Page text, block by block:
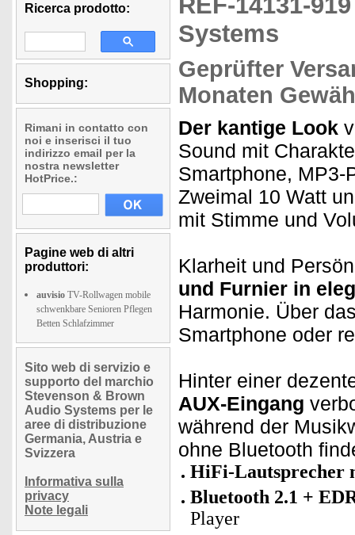
Ricerca prodotto:
Shopping:
Rimani in contatto con
noi e inserisci il tuo
indirizzo email per la
nostra newsletter
HotPrice.:
Pagine web di altri
produttori:
auvisio TV-Rollwagen mobile
schwenkbare Senioren Pflegen
Betten Schlafzimmer
Sito web di servizio e
supporto del marchio
Stevenson & Brown
Audio Systems per le
aree di distribuzione
Germania, Austria e
Svizzera
Informativa sulla
privacy
Note legali
Systems
Geprüfter
Monaten
Der kantige Look
Sound mit
Smartphone, MP3-
Zweimal 10 Watt
mit Stimme und
Klarheit und
und Furnier in
Harmonie. Über
Smartphone oder
Hinter einer
AUX-Eingang
während der
ohne Bluetooth
HiFi-Lautsprecher
Bluetooth 2.1 +
Player